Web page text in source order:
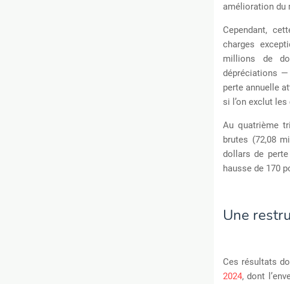
amélioration du
Cependant,
charges
millions de
dépréciations
perte annuelle
si l’on exclut
Au quatrième
brutes (72,08
dollars de
hausse de 170
Une
Ces résultats
2024, dont